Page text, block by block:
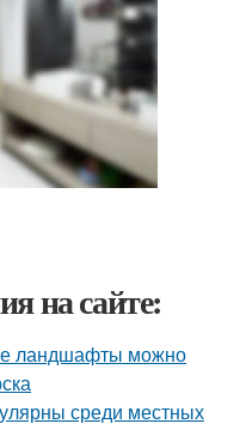
на сайте:
ландшафты можно
среди местных